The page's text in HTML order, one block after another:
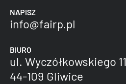
NAPISZ
info@fairp.pl
BIURO
ul. Wyczółkowskiego
44-109 Gliwice